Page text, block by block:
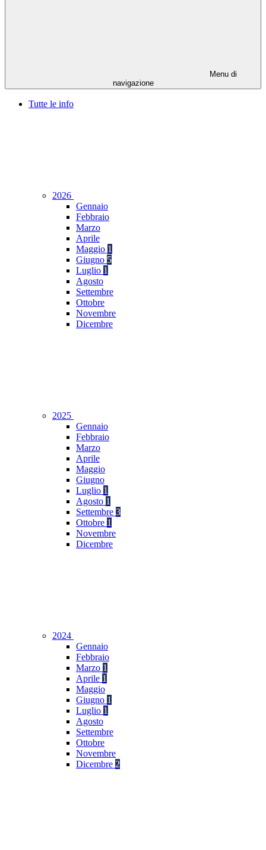
Menu di
navigazione
Tutte le info
2026
Gennaio
Febbraio
Marzo
Aprile
Maggio 1
Giugno 5
Luglio 1
Agosto
Settembre
Ottobre
Novembre
Dicembre
2025
Gennaio
Febbraio
Marzo
Aprile
Maggio
Giugno
Luglio 1
Agosto 1
Settembre 3
Ottobre 1
Novembre
Dicembre
2024
Gennaio
Febbraio
Marzo 1
Aprile 1
Maggio
Giugno 1
Luglio 1
Agosto
Settembre
Ottobre
Novembre
Dicembre 2